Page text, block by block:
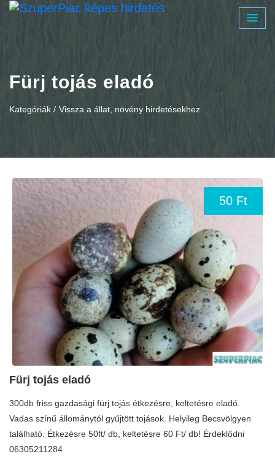
Fürj tojás eladó
Kategóriák / Vissza a állat, növény hirdetésekhez
50 Ft
Fürj tojás eladó
300db friss gazdasági fürj tojás étkezésre, keltetésre eladó.
Vadas színű állománytól gyűjtött tojások. Helyileg Becsvölgyen
található. Étkezésre 50ft/ db, keltetésre 60 Ft/ db! Érdeklődni
06305211284